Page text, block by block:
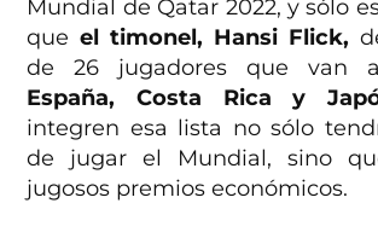
Mundial de Qatar 2022, y sólo
queel timonel, Hansi Flick,
de 26 jugadores que van
España, Costa Rica y
integren esa lista no sólo
de jugar el Mundial, sino
jugosos premios económicos.